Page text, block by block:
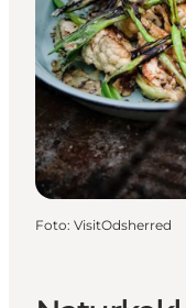
Essen
Unterkünfte
Nützliches
Foto: VisitOdsherred